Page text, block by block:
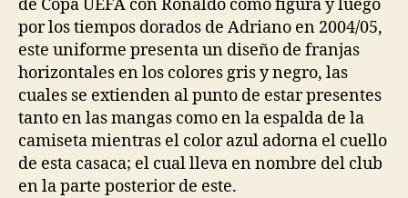
de Copa UEFA con Ronaldo como figura y luego
por los tiempos dorados de Adriano en 2004/05,
este uniforme presenta un diseño de franjas
horizontales en los colores gris y negro, las
cuales se extienden al punto de estar presentes
tanto en las mangas como en la espalda de la
camiseta mientras el color azul adorna el cuello
de esta casaca; el cual lleva en nombre del club
en la parte posterior de este.